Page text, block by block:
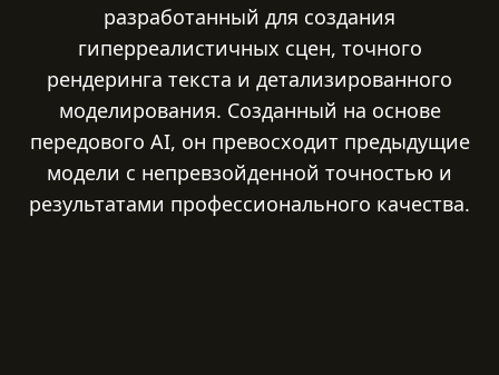
разработанный для создания
гиперреалистичных сцен, точного
рендеринга текста и детализированного
моделирования. Созданный на основе
передового AI, он превосходит предыдущие
модели с непревзойденной точностью и
результатами профессионального качества.